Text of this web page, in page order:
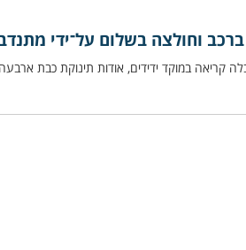
וחולצה בשלום על־ידי
קריאה במוקד ידידים, אודות תינוקת כבת